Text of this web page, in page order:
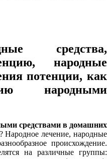
средства,
народные
потенции, как
народными
средствами в домашних
Народное лечение, народные
происхождение.
на различные группы: